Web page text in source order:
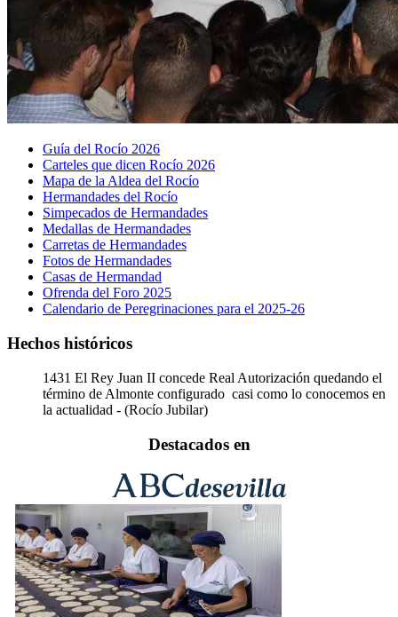
Guía del Rocío 2026
Carteles que dicen Rocío 2026
Mapa de la Aldea del Rocío
Hermandades del Rocío
Simpecados de Hermandades
Medallas de Hermandades
Carretas de Hermandades
Fotos de Hermandades
Casas de Hermandad
Ofrenda del Foro 2025
Calendario de Peregrinaciones para el 2025-26
Hechos históricos
1431 El Rey Juan II concede Real Autorización quedando el
término de Almonte configurado casi como lo conocemos en
la actualidad - (Rocío Jubilar)
Destacados en